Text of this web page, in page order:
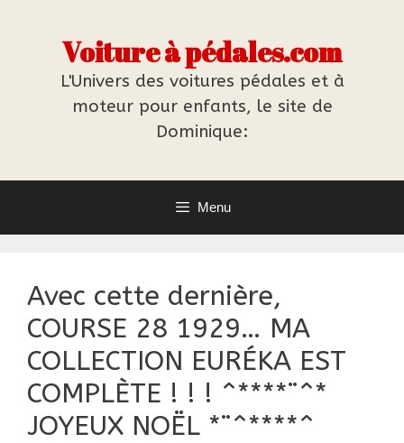
Voiture à pédales.com
L'Univers des voitures pédales et à
moteur pour enfants, le site de
Dominique:
Menu
Avec cette dernière,
COURSE 28 1929… MA
COLLECTION EURÉKA EST
COMPLÈTE ! ! ! ^****¨^*
JOYEUX NOËL *¨^****^